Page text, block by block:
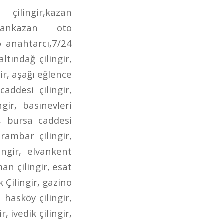
anahtarcı,aktaş oto çilingir,demetgül çilingir,demetgül anahtarcı,demetgül oto çilingir,demetgül oto anahtarcı,etlik caddesi çilingir,etlik caddesi anahtarcı,etlik caddesi oto çilingir,etlik caddesi oto anahtarcı,kuyuyazısı caddesi çilingir,kuyuyazısı caddesi oto çilingir,kuyuyazısı caddesi anahtarcı,kurtuluş çilingir,kurtuluş oto çilingir,kurtuluş anahtarcı,kurtuluş oto anahtarcı,seğmenler çilingir,seğmenler oto çilingir,seğmenler anahtarcı,seğmenler oto anahtarcı,atış caddesi çilingir,atış caddesi oto çilingir,atış caddesi anahtarcı,atış caddesi oto anahtarcı,ragıp tüzün çilingir,ragıp tüzün anahtarcı,ragıp tüzün caddesi çilingir,ragıp tüzün oto çilingir,ragıp tüzün oto anahtarcı,refik saydam caddesi çilingir,refik saydam çilingir,refik saydam caddesi oto çilingir,refik saydam oto çilingir,ahmet şefik kolaylı çilingir,ahmet şefik kolaylı oto çilingir,çambaşı caddesi çilingir,çambaşı caddesi oto çilingir,çambaşı caddesi anahtarcı,çambaşı caddesi oto anahtarcı,selim caddesi çilingir,selim caddesi oto çilingir,selim caddesi anahtarcı,selim caddesi oto anahtarcı,estergon caddesi çilingir,estergon caddesi anahtarcı,estergon caddesi oto çilingir,estergon caddesi oto anahtarcı,aydan caddesi çilingir,aydan caddesi oto çilingir,aydan caddesi anahtarcı,aydan caddesi oto anahtarcı,ahi evran caddesi çilingir,ahi evran caddesi oto çilingir,ahi evran caddesi oto anahtarcı,ahi evran caddesi anahtarcı,uzay çağı caddesi çilingir,uzay çağı caddesi oto çilingir,uzay çağı caddesi anahtarcı,alınteri bulvarı çilingir,alınteri bulvarı oto çilingir,alınteri bulvarı anahtarcı,alınteri bulvarı oto anahtarcı,bağdat caddesi çilingir,bağdat caddesi oto çilingir,bağdat caddesi anahtarcı,bağdat caddesi oto anahtarcı,çınardibi caddesi çilingir,çınardibi caddesi oto çilingir,